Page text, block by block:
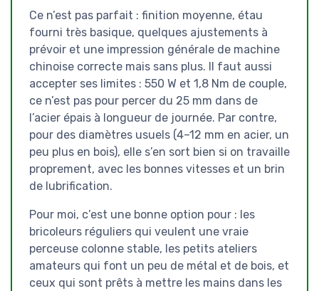
Ce n’est pas parfait : finition moyenne, étau
fourni très basique, quelques ajustements à
prévoir et une impression générale de machine
chinoise correcte mais sans plus. Il faut aussi
accepter ses limites : 550 W et 1,8 Nm de couple,
ce n’est pas pour percer du 25 mm dans de
l’acier épais à longueur de journée. Par contre,
pour des diamètres usuels (4–12 mm en acier, un
peu plus en bois), elle s’en sort bien si on travaille
proprement, avec les bonnes vitesses et un brin
de lubrification.
Pour moi, c’est une bonne option pour : les
bricoleurs réguliers qui veulent une vraie
perceuse colonne stable, les petits ateliers
amateurs qui font un peu de métal et de bois, et
ceux qui sont prêts à mettre les mains dans les